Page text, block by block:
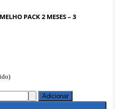
PACK 2 MESES – 3
Adicionar